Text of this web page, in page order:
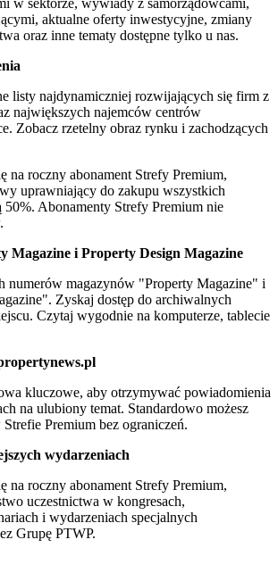
w sektorze, wywiady z samorządowcami,
aktualne oferty inwestycyjne, zmiany
oraz inne tematy dostępne tylko u nas.
listy najdynamiczniej rozwijających się firm z
największych najemców centrów
Zobacz rzetelny obraz rynku i zachodzących
na roczny abonament Strefy Premium,
uprawniający do zakupu wszystkich
Abonamenty Strefy Premium nie
Magazine i Property Design Magazine
numerów magazynów "Property Magazine" i
Zyskaj dostęp do archiwalnych
Czytaj wygodnie na komputerze, tablecie
kluczowe, aby otrzymywać powiadomienia
na ulubiony temat. Standardowo możesz
Strefie Premium bez ograniczeń.
wydarzeniach
na roczny abonament Strefy Premium,
uczestnictwa w kongresach,
i wydarzeniach specjalnych
Grupę PTWP.